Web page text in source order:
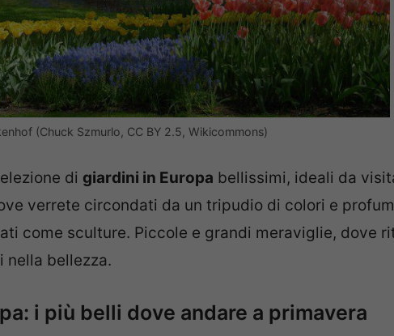
(Chuck Szmurlo, CC BY 2.5, Wikicommons)
di giardini in Europa bellissimi, ideali da
verrete circondati da un tripudio di colori e
come sculture. Piccole e grandi meraviglie, dove
nella bellezza.
i più belli dove andare a primavera